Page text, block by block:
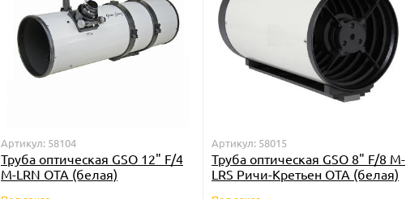
Артикул: 58104
Труба оптическая GSO 12" F/4
M-LRN OTA (белая)
Артикул: 58015
Труба оптическая GSO 8" F/8 M-
LRS Ричи-Кретьен OTA (белая)